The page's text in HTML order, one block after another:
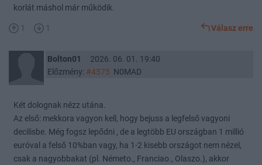
korlát máshol már működik.
1 1 Válasz erre
Bolton01
2026. 06. 01. 19:40
Előzmény: #4575 N0MAD
Két dolognak nézz utána.
Az első: mekkora vagyon kell, hogy bejuss a legfelső vagyoni
decilisbe. Még fogsz lepődni , de a legtöbb EU országban 1 millió
euróval a felső 10%ban vagy, ha 1-2 kisebb országot nem nézel,
csak a nagyobbakat (pl. Németo., Franciao., Olaszo.), akkor